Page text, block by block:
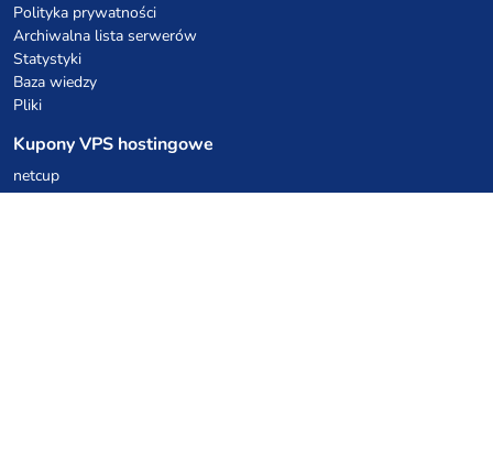
Polityka prywatności
Archiwalna lista serwerów
Statystyki
Baza wiedzy
Pliki
Kupony VPS hostingowe
netcup
Hetzner